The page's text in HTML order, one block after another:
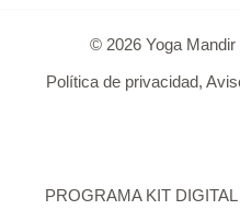
© 2026 Yoga
Política de privacidad,
PROGRAMA KIT